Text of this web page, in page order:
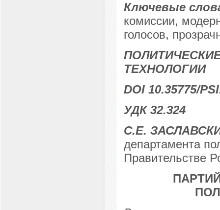
Ключевые
комиссии,
голосов,
ТЕХНОЛОГИИ
DOI 10.35775/
УДК 32.324
С.Е.
департамента
Правительстве